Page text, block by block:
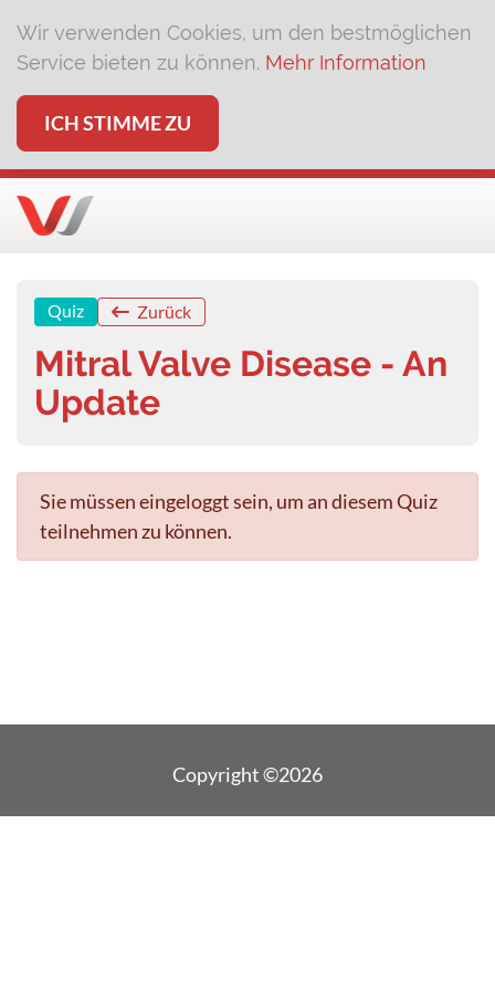
Wir verwenden Cookies, um den bestmöglichen
Service bieten zu können. Mehr Information
ICH STIMME ZU
Quiz Zurück
Mitral Valve Disease - An
Update
Sie müssen eingeloggt sein, um an diesem Quiz
teilnehmen zu können.
Copyright ©2026